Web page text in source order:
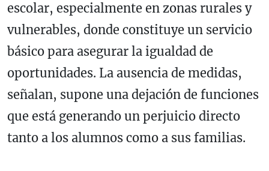
escolar, especialmente en zonas rurales y
vulnerables, donde constituye un servicio
básico para asegurar la igualdad de
oportunidades. La ausencia de medidas,
señalan, supone una dejación de funciones
que está generando un perjuicio directo
tanto a los alumnos como a sus familias.